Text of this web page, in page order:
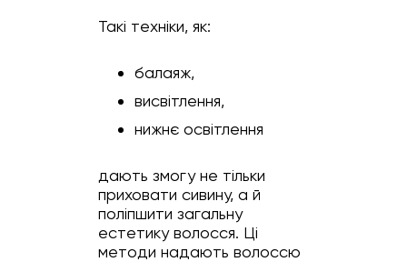
Такі техніки, як:
балаяж,
висвітлення,
нижнє освітлення
дають змогу не тільки
приховати сивину, а й
поліпшити загальну
естетику волосся. Ці
методи надають волоссю